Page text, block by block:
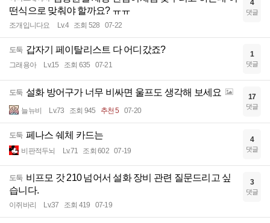
떤식으로 맞춰야 할까요? ㅠㅠ
조개입니다요 Lv.4 조회 528 07-22
4
댓글
도둑 갑자기 페이탈리스트 다 어디갔죠?
그래용아 Lv.15 조회 635 07-21
1
댓글
도둑 설화 방어구가 너무 비싸면 울프도 생각해 보세요
늘뉴비 Lv.73 조회 945 추천 5 07-20
17
댓글
도둑 페나스 쉐체 카드는
비판적두뇌 Lv.71 조회 602 07-19
4
댓글
도둑 비프모 갓 210 넘어서 설화 장비 관련 질문드리고 싶
습니다.
이쥐바리 Lv.37 조회 419 07-19
3
댓글